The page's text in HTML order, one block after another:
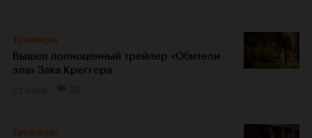
Трейлеры
Вышел полноценный трейлер «Обители
зла» Зака Креггера
Трейлеры